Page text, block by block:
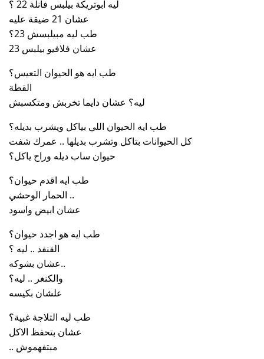
ليه ابوتريكة بيلبس فانلة 22 ؟
عشان 21 ضيقة عليه
طب ليه مبيلبسش 23؟
عشان فلافيو بيلبس 23
طب ايه هو الحيوان التعيس؟
القطة
ليه؟ عشان دايما تخربش ومتكسبش
طب ايه الحيوان اللي بياكل ويشرب بديله؟
كل الحيوانات بتاكل وتشرب بديلها .. عمرك شفت
حيوان ساب ديله وراح ياكل؟
طب ايه اقدم حيوان؟
الحمار الوحشي ..
عشان ابيض واسود
طب ايه هو اجدد حيوان؟
القنفد .. ليه ؟
عشان بشوكه..
والكنغر .. ليه؟
علشان بكيسه
طب ليه التلاجة غبية؟
عشان بتحفظ الاكل
.. مبتفهموش